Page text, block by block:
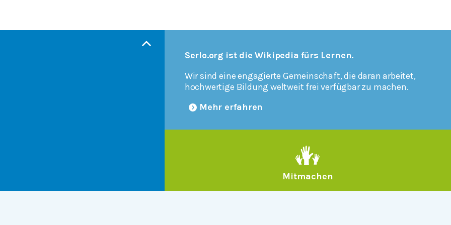
Serlo.org ist die Wikipedia fürs Lernen.
Wir sind eine engagierte Gemeinschaft, die daran arbeitet,
hochwertige Bildung weltweit frei verfügbar zu machen.
Mehr erfahren
Mitmachen